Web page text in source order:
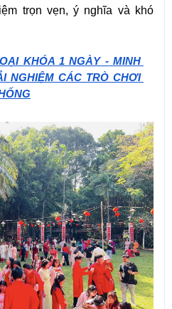
trọn vẹn, ý nghĩa và khó
KHÓA 1 NGÀY - MINH
NGHIỆM CÁC TRÒ CHƠI